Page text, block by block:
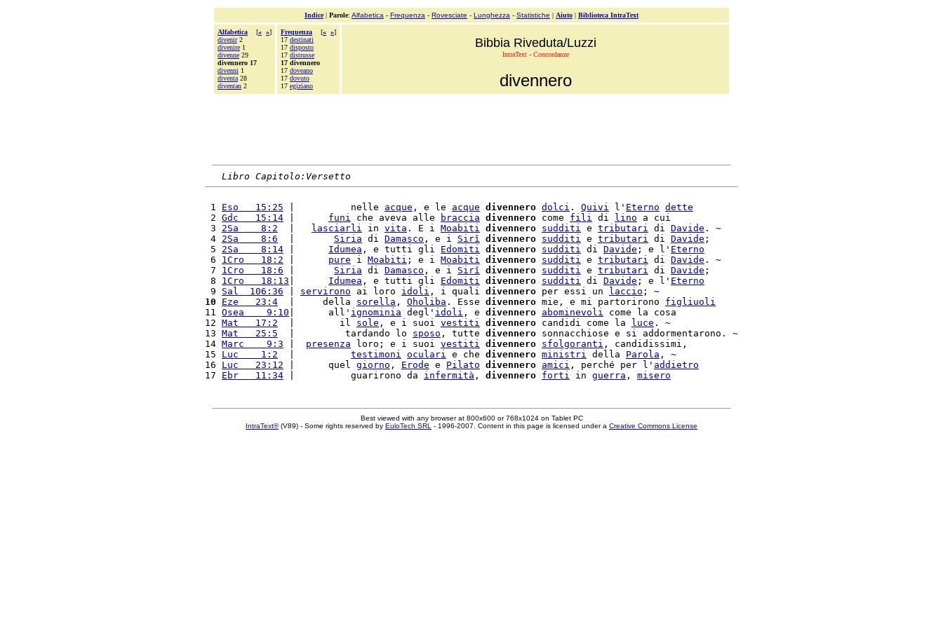
Indice| Parole: Alfabetica - Frequenza - Rovesciate - Lunghezza - Statistiche | Aiuto | Biblioteca IntraText
Alfabetica [« »]
divenir2
divenire 1
divenne 29
divennero 17
divenni 1
diventa 28
diventan 2
Frequenza [« »]
17 destinati
17 disposto
17 distrusse
17 divennero
17 doveano
17 dovuto
17 egiziano
Bibbia Riveduta/Luzzi
IntraText - Concordanze
divennero
Libro Capitolo:Versetto
1 Eso   15:25 |          nelle acque , e le acque divennero dolci . Quivi l' Eterno dette
2 Gdc   15:14 funi che aveva alle braccia divennero come fili di lino a cui
3 2Sa    8:2 lasciarli in vita . E i Moabiti divennero sudditi e tributari di Davide . ~
4 2Sa    8:6 Siria di Damasco , e i Sirî divennero sudditi e tributari di Davide ;
5 2Sa    8:14 Idumea , e tutti gli Edomiti divennero sudditi di Davide ; e l' Eterno
6 1Cro   18:2 pure i Moabiti ; e i Moabiti divennero sudditi e tributari di Davide . ~
7 1Cro   18:6 Siria di Damasco , e i Sirî divennero sudditi e tributari di Davide ;
8 1Cro   18:13 Idumea , e tutti gli Edomiti divennero sudditi di Davide ; e l' Eterno
9 Sal  106:36 servirono ai loro idoli , i quali divennero per essi un laccio
10
Eze   23:4
  |     della
sorella , Oholiba . Esse divennero mie, e mi partorirono figliuoli
11 Osea    9:10 |      all' ignominia degl' idoli , e divennero abominevoli come la cosa
12 Mat   17:2
  |        il
sole , e i suoi vestiti divennero candidi come la luce . ~
13 Mat   25:5
  |         tardando lo
sposo , tutte divennero sonnacchiose e si addormentarono. ~
14 Marc    9:3 presenza loro; e i suoi vestiti divennero sfolgoranti , candidissimi,
15 Luc    1:2 testimoni oculari e che divennero ministri della Parola , ~
16 Luc   23:12 |      quel giorno , Erode e Pilato divennero amici , perché per l' addietro
17 Ebr   11:34 |          guarirono da infermità , divennero forti in guerra , misero
Best viewed with any browser at 800x600 or 768x1024 on Tablet PC
IntraText®(V89) - Some rights reserved by EuloTech SRL - 1996-2007. Content in this page is licensed under a Creative Commons License